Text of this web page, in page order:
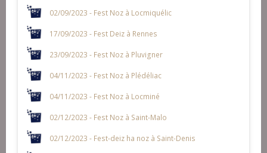
02/09/2023 - Fest Noz à Locmiquélic
17/09/2023 - Fest Deiz à Rennes
23/09/2023 - Fest Noz à Pluvigner
04/11/2023 - Fest Noz à Plédéliac
04/11/2023 - Fest Noz à Locminé
02/12/2023 - Fest Noz à Saint-Malo
02/12/2023 - Fest-deiz ha noz à Saint-Denis